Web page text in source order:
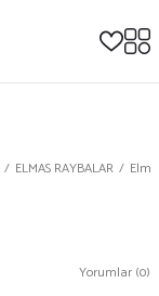
ELMAS RAYBALAR
Yorumlar (0)